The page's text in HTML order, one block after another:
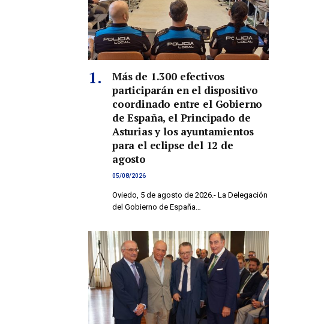
Más de 1.300 efectivos
participarán en el dispositivo
coordinado entre el Gobierno
de España, el Principado de
Asturias y los ayuntamientos
para el eclipse del 12 de
agosto
05/08/2026
Oviedo, 5 de agosto de 2026.- La Delegación
del Gobierno de España…